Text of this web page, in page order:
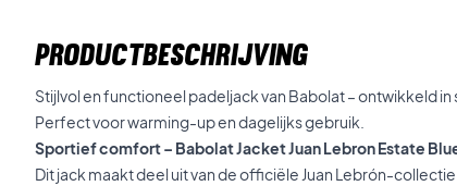
PRODUCTBESCHRIJVING
Stijlvol en functioneel padeljack van Babolat – ontwikkeld in
Perfect voor warming-up en dagelijks gebruik.
Sportief comfort – Babolat Jacket Juan Lebron Estate
Dit jack maakt deel uit van de officiële Juan Lebrón-